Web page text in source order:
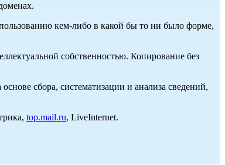
кем-либо в какой бы то ни было форме,
собственностью. Копирование без
сбора, систематизации и анализа сведений,
top.mail.ru, LiveInternet.